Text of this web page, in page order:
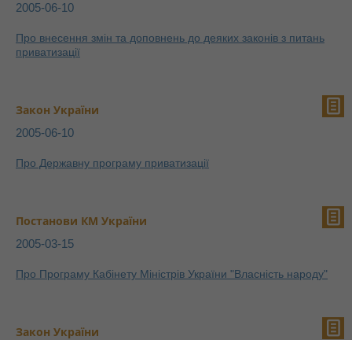
2005-06-10
Про внесення змін та доповнень до деяких законів з питань
приватизації
Закон України
2005-06-10
Про Державну програму приватизації
Постанови КМ України
2005-03-15
Про Програму Кабінету Міністрів України "Власність народу"
Закон України